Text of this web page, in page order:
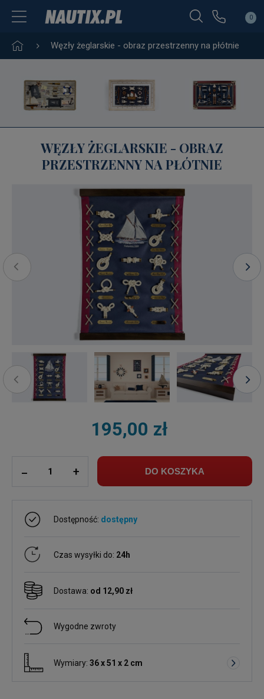
0
Węzły żeglarskie - obraz przestrzenny na płótnie
WĘZŁY ŻEGLARSKIE - OBRAZ
PRZESTRZENNY NA PŁÓTNIE
195,00 zł
+ DO KOSZYKA
Dostępność: dostępny
Czas wysyłki do: 24h
Dostawa: od 12,90 zł
Wygodne zwroty
Wymiary: 36 x 51 x 2 cm